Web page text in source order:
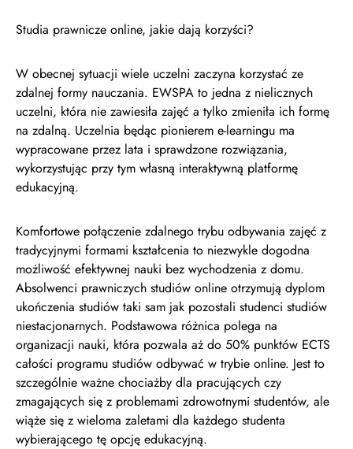
Studia prawnicze online, jakie dają korzyści?
W obecnej sytuacji wiele uczelni zaczyna korzystać ze
zdalnej formy nauczania. EWSPA to jedna z nielicznych
uczelni, która nie zawiesiła zajęć a tylko zmieniła ich formę
na zdalną. Uczelnia będąc pionierem e-learningu ma
wypracowane przez lata i sprawdzone rozwiązania,
wykorzystując przy tym własną interaktywną platformę
edukacyjną.
Komfortowe połączenie zdalnego trybu odbywania zajęć z
tradycyjnymi formami kształcenia to niezwykle dogodna
możliwość efektywnej nauki bez wychodzenia z domu.
Absolwenci prawniczych studiów online otrzymują dyplom
ukończenia studiów taki sam jak pozostali studenci studiów
niestacjonarnych. Podstawowa różnica polega na
organizacji nauki, która pozwala aż do 50% punktów ECTS
całości programu studiów odbywać w trybie online. Jest to
szczególnie ważne chociażby dla pracujących czy
zmagających się z problemami zdrowotnymi studentów, ale
wiąże się z wieloma zaletami dla każdego studenta
wybierającego tę opcję edukacyjną.